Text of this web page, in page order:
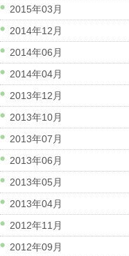
2015年03月
2014年12月
2014年06月
2014年04月
2013年12月
2013年10月
2013年07月
2013年06月
2013年05月
2013年04月
2012年11月
2012年09月